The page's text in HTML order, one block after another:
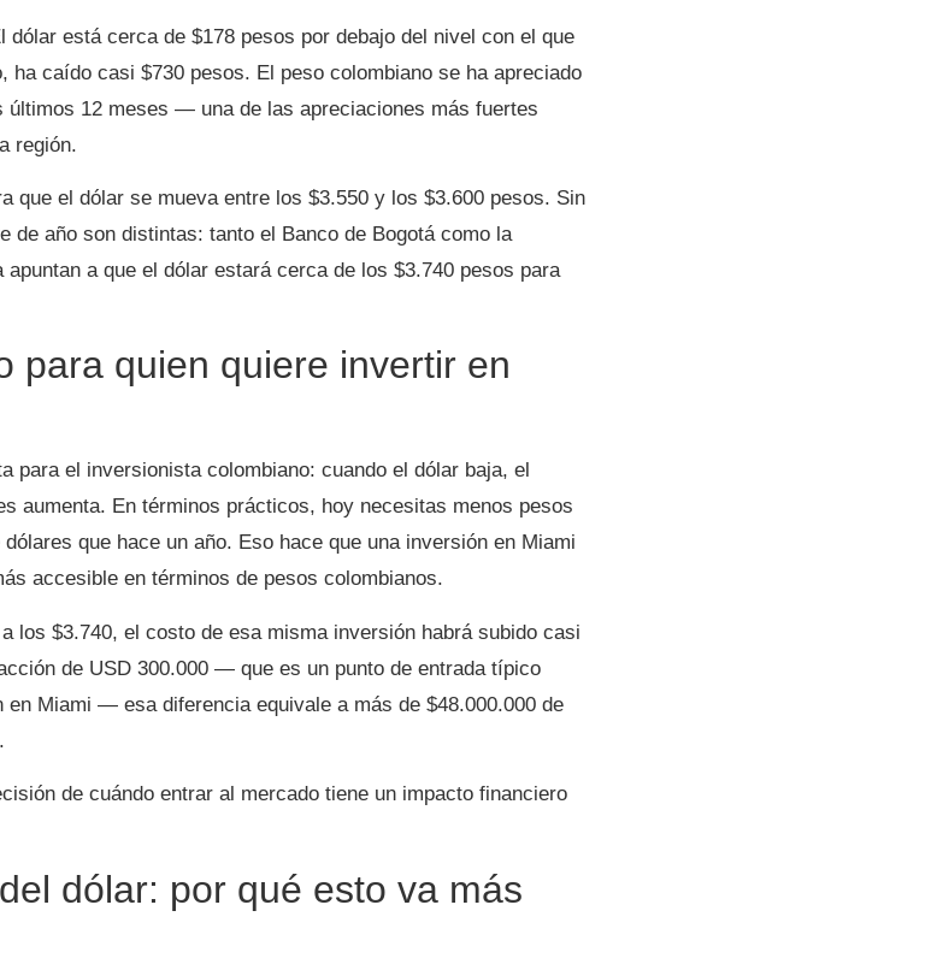
está cerca de $178 pesos por debajo del nivel con el que
ha caído casi $730 pesos. El peso colombiano se ha apreciado
últimos 12 meses — una de las apreciaciones más fuertes
región.
que el dólar se mueva entre los $3.550 y los $3.600 pesos. Sin
de año son distintas: tanto el Banco de Bogotá como la
a que el dólar estará cerca de los $3.740 pesos para
para quien quiere invertir en
para el inversionista colombiano: cuando el dólar baja, el
aumenta. En términos prácticos, hoy necesitas menos pesos
que hace un año. Eso hace que una inversión en Miami
accesible en términos de pesos colombianos.
los $3.740, el costo de esa misma inversión habrá subido casi
de USD 300.000 — que es un punto de entrada típico
en Miami — esa diferencia equivale a más de $48.000.000 de
de cuándo entrar al mercado tiene un impacto financiero
dólar: por qué esto va más